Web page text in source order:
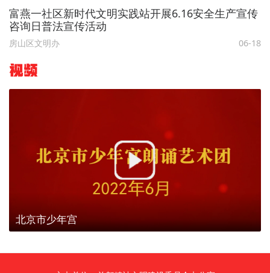
富燕一社区新时代文明实践站开展6.16安全生产宣传
咨询日普法宣传活动
房山区文明办 06-18
视频
北京市少年宫